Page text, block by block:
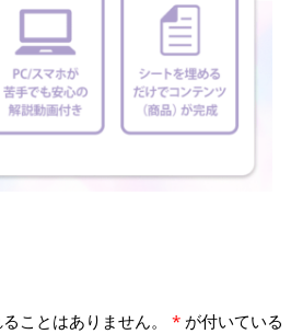
ことはありません。 * が付いている